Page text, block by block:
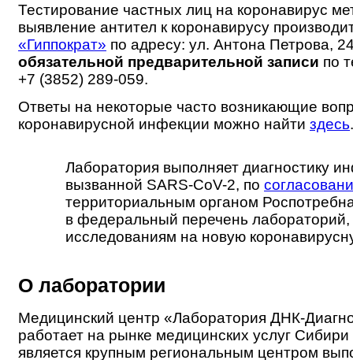
Тестирование частных лиц на коронавирус
выявление антител к коронавирусу
«Гиппократ» по адресу: ул. Антона Петрова,
обязательной предварительной записи по
+7 (3852) 289-059.
Ответы на некоторые часто возникающие
коронавирусной инфекции можно найти здесь.
Лаборатория выполняет диагностику
вызванной SARS-CoV-2, по
территориальным органом
в федеральный перечень
исследованиям на новую
О лаборатории
Медицинский центр «Лаборатория ДНК-
работает на рынке медицинских услуг
является крупным региональным центром